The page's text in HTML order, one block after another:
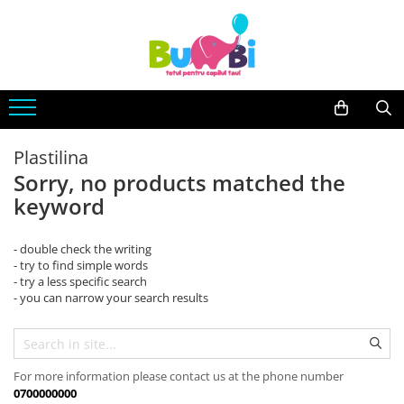
Arte si indemanare
Desen
Machete
Seturi creative
Back To School
Cuburi constructie
Jucarii bebe
Jucarie din plus
Jucarii muzicale
Jucarii pentru Baie
Jucarii de exterior
Jucarii de rol
Accesorii baie
Siguranta
Accesorii carucioare
Balansoare
Genti
Containere lapte praf
Seturi pentru masa
Sterilizatoare
Igiena si Sanatate
Accesorii igiena
Umidificatoare si purificatoare
Body
Plastilina
Sorry, no products matched the
keyword
- double check the writing
- try to find simple words
- try a less specific search
- you can narrow your search results
For more information please contact us at the phone number
0700000000